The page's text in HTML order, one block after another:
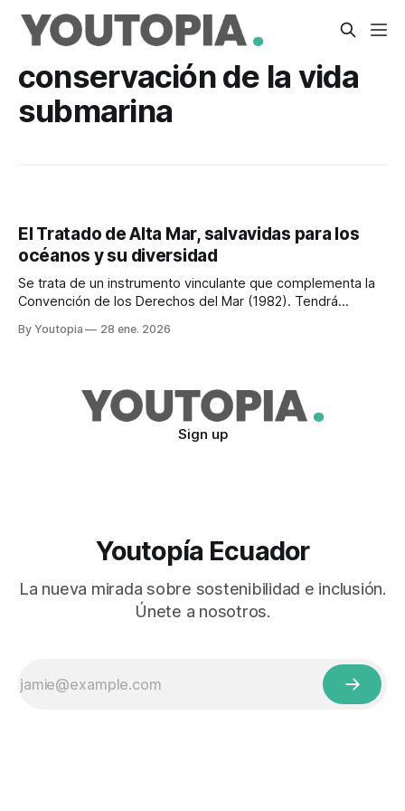
conservación de la vida
submarina
El Tratado de Alta Mar, salvavidas para los
océanos y su diversidad
Se trata de un instrumento vinculante que complementa la
Convención de los Derechos del Mar (1982). Tendrá
By Youtopia 28 ene. 2026
Sign up
Youtopía Ecuador
La nueva mirada sobre sostenibilidad e inclusión.
Únete a nosotros.